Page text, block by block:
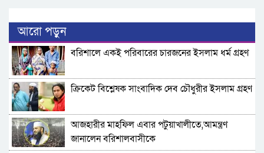
আরো পড়ুন
বরিশালে একই পরিবারের চারজনের ইসলাম ধর্ম গ্রহণ
ক্রিকেট বিশ্লেষক সাংবাদিক দেব চৌধুরীর ইসলাম গ্রহণ
আজহারীর মাহফিল এবার পটুয়াখালীতে,আমন্ত্রণ
জানালেন বরিশালবাসীকে